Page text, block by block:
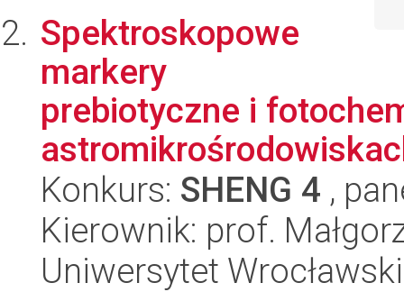
Spektroskopowe
markery
prebiotyczne i
Konkurs: SHENG 4 ,
Kierownik: prof.
Uniwersytet Wrocławski